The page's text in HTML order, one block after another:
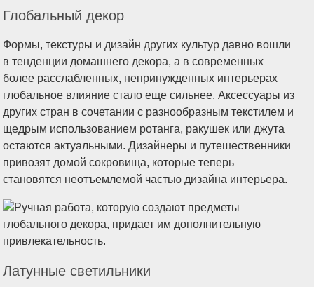
Глобальный декор
Формы, текстуры и дизайн других культур давно вошли
в тенденции домашнего декора, а в современных
более расслабленных, непринужденных интерьерах
глобальное влияние стало еще сильнее. Аксессуары из
других стран в сочетании с разнообразным текстилем и
щедрым использованием ротанга, ракушек или джута
остаются актуальными. Дизайнеры и путешественники
привозят домой сокровища, которые теперь
становятся неотъемлемой частью дизайна интерьера.
Латунные светильники